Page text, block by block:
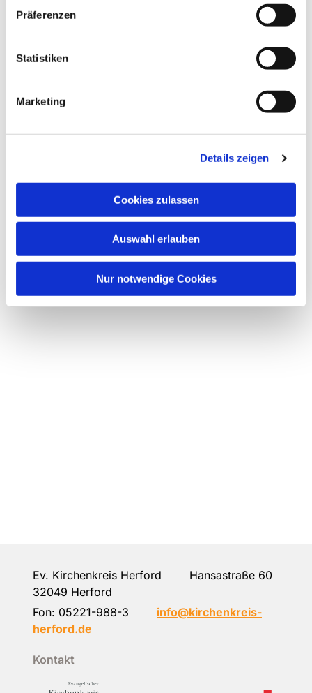
Präferenzen
Statistiken
Marketing
Details zeigen
Cookies zulassen
Auswahl erlauben
Nur notwendige Cookies
Dies könnte Sie auch
interessieren
Ev. Kirchenkreis Herford Hansastraße 60
32049 Herford
Fon: 05221-988-3
info@kirchenkreis-
herford.de
Kontakt